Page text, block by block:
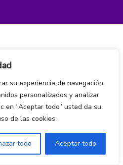
su experiencia de navegación,
personalizados y analizar
en “Aceptar todo” usted da su
de las cookies.
todo Aceptar todo